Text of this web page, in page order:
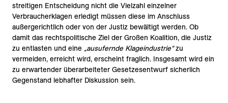
streitigen Entscheidung nicht die Vielzahl einzelner
Verbraucherklagen erledigt müssen diese im Anschluss
außergerichtlich oder von der Justiz bewältigt werden. Ob
damit das rechtspolitische Ziel der Großen Koalition, die Justiz
zu entlasten und eine „ausufernde Klageindustrie“zu
vermeiden, erreicht wird, erscheint fraglich. Insgesamt wird ein
zu erwartender überarbeiteter Gesetzesentwurf sicherlich
Gegenstand lebhafter Diskussion sein.